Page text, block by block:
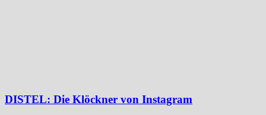
DISTEL: Die Klöckner von Instagram